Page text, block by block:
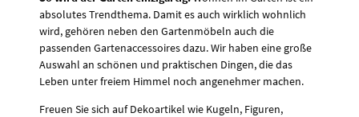
absolutes Trendthema. Damit es auch wirklich wohnlich
wird, gehören neben den Gartenmöbeln auch die
passenden Gartenaccessoires dazu. Wir haben eine große
Auswahl an schönen und praktischen Dingen, die das
Leben unter freiem Himmel noch angenehmer machen.
Freuen Sie sich auf Dekoartikel wie Kugeln, Figuren,